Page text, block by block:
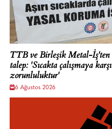
TTB ve Birleşik Metal-
talep: 'Sıcakta çalışmaya
zorunluluktur'
6 Ağustos 2026